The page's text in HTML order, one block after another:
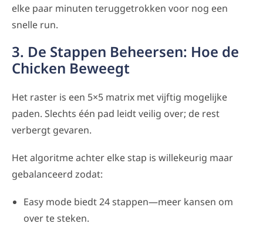
elke paar minuten teruggetrokken voor nog een
snelle run.
3. De Stappen Beheersen: Hoe de
Chicken Beweegt
Het raster is een 5×5 matrix met vijftig mogelijke
paden. Slechts één pad leidt veilig over; de rest
verbergt gevaren.
Het algoritme achter elke stap is willekeurig maar
gebalanceerd zodat:
Easy mode biedt 24 stappen—meer kansen om
over te steken.